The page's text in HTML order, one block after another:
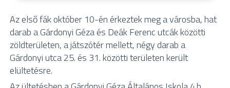
Az első fák október 10-én érkeztek meg a városba, hat
darab a Gárdonyi Géza és Deák Ferenc utcák közötti
zöldterületen, a játszótér mellett, négy darab a
Gárdonyi utca 25. és 31. közötti területen került
elültetésre.